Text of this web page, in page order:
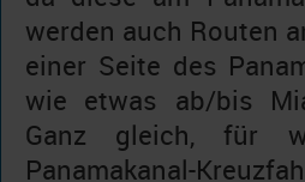
werden auch Routen
einer Seite des
wie etwas ab/bis
Ganz gleich, für
Panamakanal-